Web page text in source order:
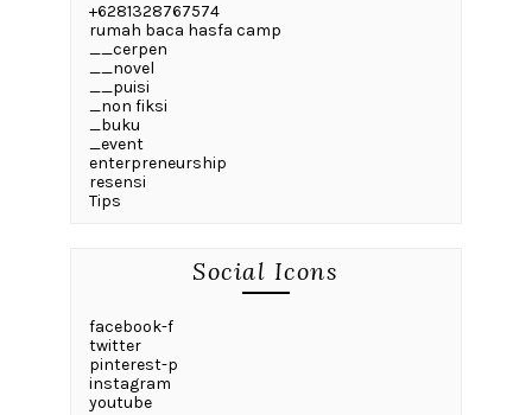
+6281328767574
rumah baca hasfa camp
__cerpen
__novel
__puisi
_non fiksi
_buku
_event
enterpreneurship
resensi
Tips
Social Icons
facebook-f
twitter
pinterest-p
instagram
youtube